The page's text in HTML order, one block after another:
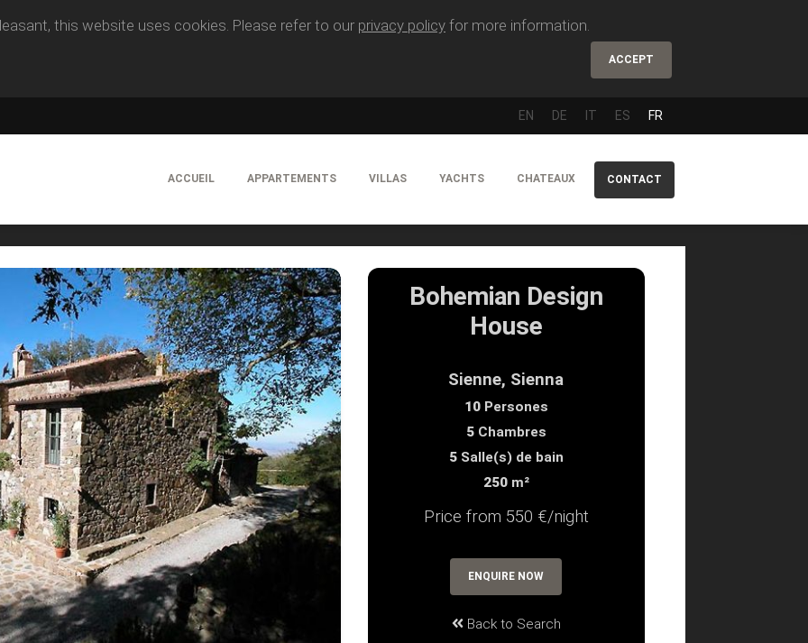
this website uses cookies. Please refer to our privacy policy for more information.
ACCEPT
EN DE IT ES FR
ACCUEIL APPARTEMENTS VILLAS YACHTS CHATEAUX CONTACT
Bohemian Design
House
Sienne, Sienna
10Persones
5Chambres
5Salle(s) de bain
250m²
Price from 550 €/night
Back to Search
ENQUIRE NOW